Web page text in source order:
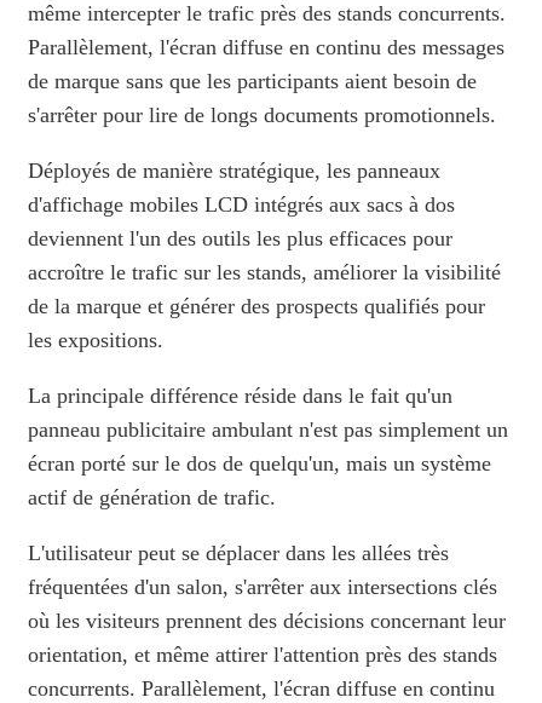
même intercepter le trafic près des stands concurrents.
Parallèlement, l'écran diffuse en continu des messages
de marque sans que les participants aient besoin de
s'arrêter pour lire de longs documents promotionnels.
Déployés de manière stratégique, les panneaux
d'affichage mobiles LCD intégrés aux sacs à dos
deviennent l'un des outils les plus efficaces pour
accroître le trafic sur les stands, améliorer la visibilité
de la marque et générer des prospects qualifiés pour
les expositions.
La principale différence réside dans le fait qu'un
panneau publicitaire ambulant n'est pas simplement un
écran porté sur le dos de quelqu'un, mais un système
actif de génération de trafic.
L'utilisateur peut se déplacer dans les allées très
fréquentées d'un salon, s'arrêter aux intersections clés
où les visiteurs prennent des décisions concernant leur
orientation, et même attirer l'attention près des stands
concurrents. Parallèlement, l'écran diffuse en continu